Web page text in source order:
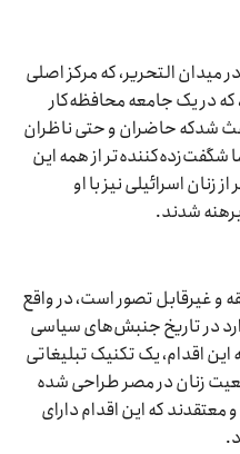
میدان التحریر، که مرکز اصلی
که در یک جامعه محافظه‌کار
شدکه حاضران و حتی ناظران
از همه این
نه تنها زنان مصری، بلکه ۲۰ نفر از زنان اسرائیلی نیز با او
شدند.
و غیرقابل تصور است، در واقع
در تاریخ جنبش‌های سیاسی
اقدام، یک تکنیک تبلیغاتی
زنان در مصر طراحی شده
معتقدند که این اقدام دارای